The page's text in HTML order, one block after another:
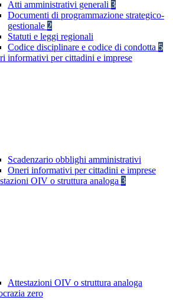
Atti amministrativi generali 3
Documenti di programmazione strategico-
gestionale 2
Statuti e leggi regionali
Codice disciplinare e codice di condotta 5
informativi per cittadini e imprese
Scadenzario obblighi amministrativi
Oneri informativi per cittadini e imprese
OIV o struttura analoga 3
Attestazioni OIV o struttura analoga
zero